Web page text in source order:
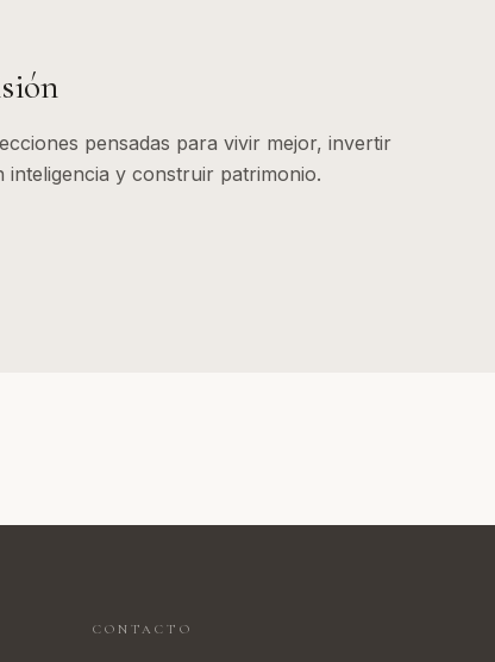
pensadas para vivir mejor, invertir
inteligencia y construir patrimonio.
CONTACTO